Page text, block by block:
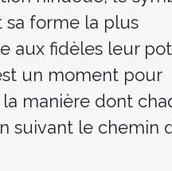
forme la plus
aux fidèles leur
un moment pour
manière dont
suivant le chemin